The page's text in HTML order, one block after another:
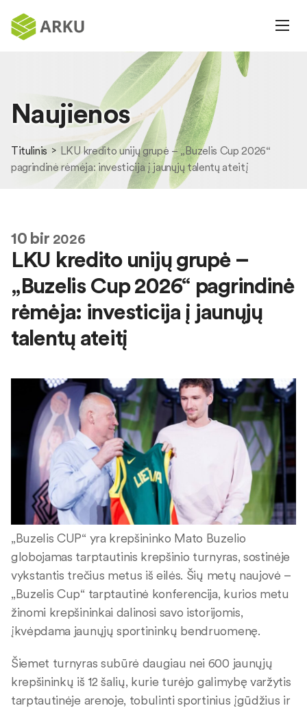
Naujienos
Titulinis
LKU kredito unijų grupė – „Buzelis Cup 2026“
pagrindinė rėmėja: investicija į jaunųjų talentų ateitį
10bir 2026
LKU kredito unijų grupė –
„Buzelis Cup 2026“ pagrindinė
rėmėja: investicija į jaunųjų
talentų ateitį
„Buzelis CUP“ yra krepšininko Mato Buzelio
globojamas tarptautinis krepšinio turnyras, sostinėje
vykstantis trečius metus iš eilės. Šių metų naujovė –
„Buzelis Cup“ tarptautinė konferencija, kurios metu
žinomi krepšininkai dalinosi savo istorijomis,
įkvėpdama jaunųjų sportininkų bendruomenę.
Šiemet turnyras subūrė daugiau nei 600 jaunųjų
krepšininkų iš 12 šalių, kurie turėjo galimybę varžytis
tarptautinėje arenoje, tobulinti sportinius įgūdžius ir